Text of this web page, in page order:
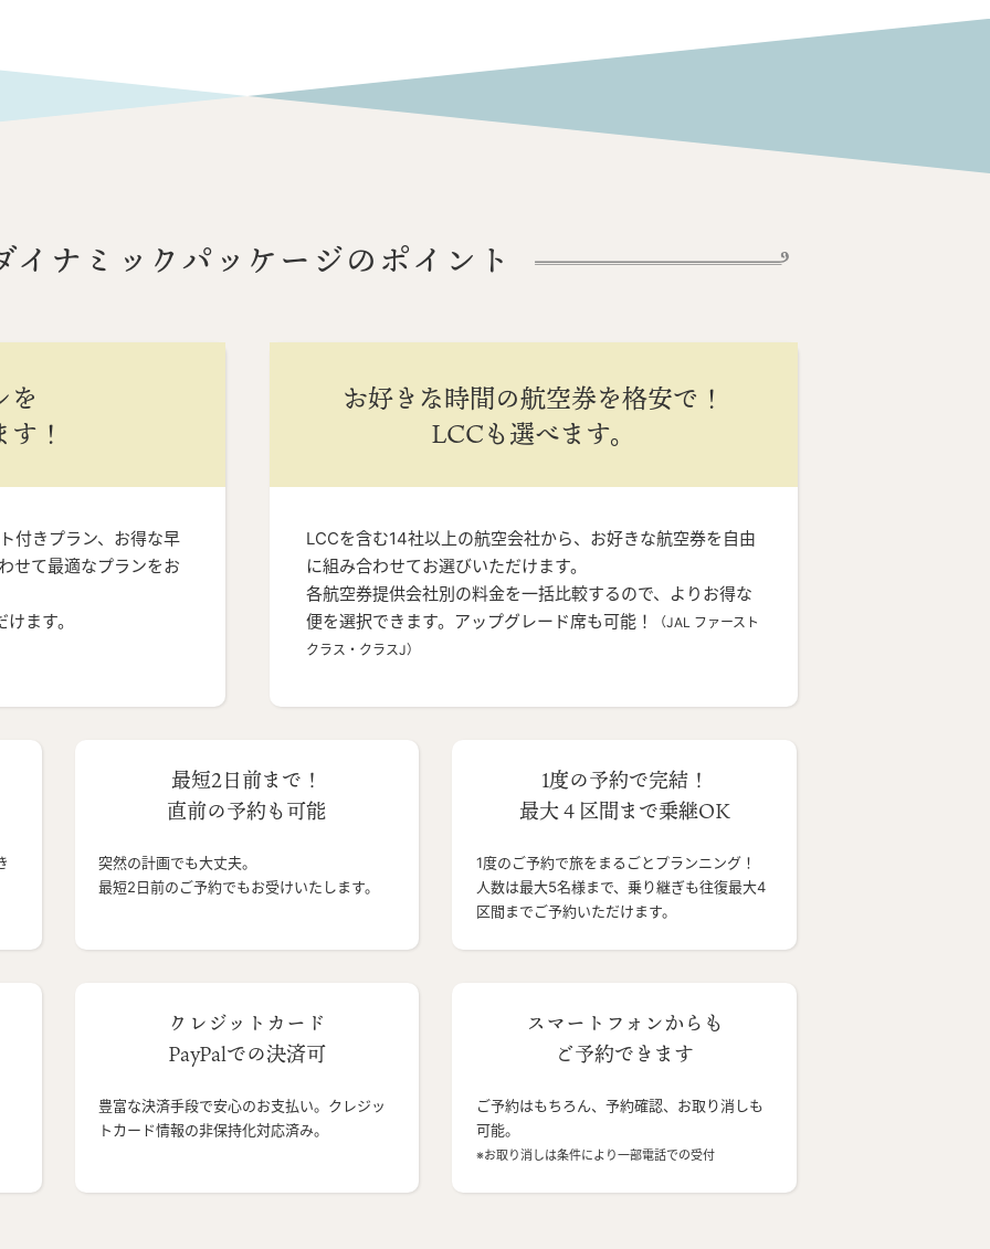
イナミックパッケージのポイント
を
！
付きプラン、お得な早
せて最適なプランをお
ます。
お好きな時間の航空券を格安で！
LCCも選べます。
LCCを含む14社以上の航空会社から、お好きな航空券を自由
に組み合わせてお選びいただけます。
各航空券提供会社別の料金を一括比較するので、よりお得な
便を選択できます。アップグレード席も可能！
（JAL ファースト
クラス・クラスJ）
最短2日前まで！
直前の予約も可能
突然の計画でも大丈夫。
最短2日前のご予約でもお受けいたします。
1度の予約で完結！
最大４区間まで乗継OK
1度のご予約で旅をまるごとプランニング！
人数は最大5名様まで、乗り継ぎも往復最大4
区間までご予約いただけます。
クレジットカード
PayPalでの決済可
豊富な決済手段で安心のお支払い。クレジッ
トカード情報の非保持化対応済み。
スマートフォンからも
ご予約できます
ご予約はもちろん、予約確認、お取り消しも
可能。
※お取り消しは条件により一部電話での受付